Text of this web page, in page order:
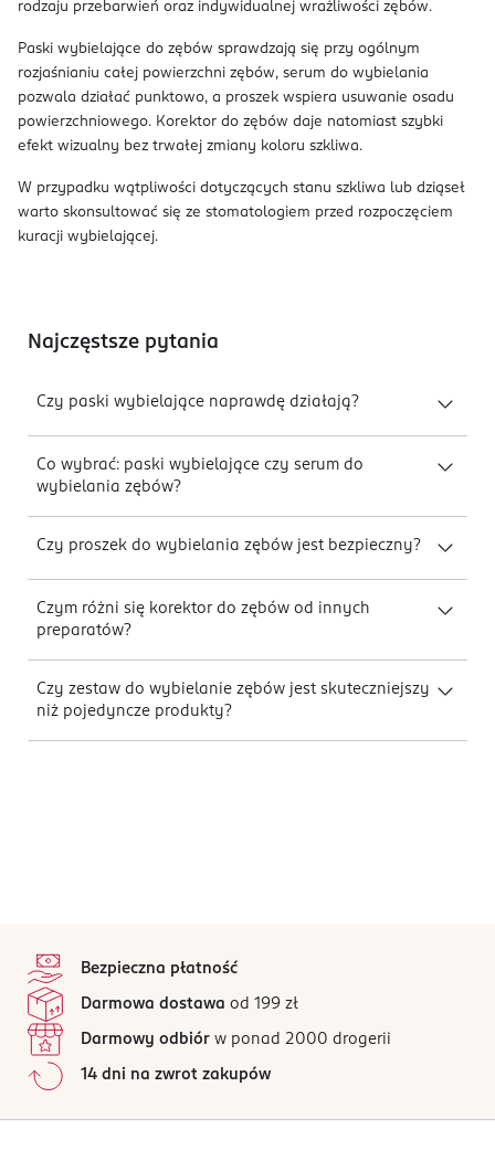
rodzaju przebarwień oraz indywidualnej wrażliwości zębów.
Paski wybielające do zębów sprawdzają się przy ogólnym
rozjaśnianiu całej powierzchni zębów, serum do wybielania
pozwala działać punktowo, a proszek wspiera usuwanie osadu
powierzchniowego. Korektor do zębów daje natomiast szybki
efekt wizualny bez trwałej zmiany koloru szkliwa.
W przypadku wątpliwości dotyczących stanu szkliwa lub dziąseł
warto skonsultować się ze stomatologiem przed rozpoczęciem
kuracji wybielającej.
Najczęstsze pytania
Czy paski wybielające naprawdę działają?
Co wybrać: paski wybielające czy serum do
wybielania zębów?
Czy proszek do wybielania zębów jest bezpieczny?
Czym różni się korektor do zębów od innych
preparatów?
Czy zestaw do wybielanie zębów jest skuteczniejszy
niż pojedyncze produkty?
Bezpieczna płatność
Darmowa dostawa od 199 zł
Darmowy odbiór w ponad 2000 drogerii
14 dni na zwrot zakupów